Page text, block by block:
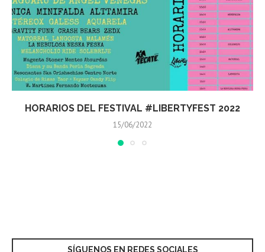
FESTIVAL CITY QUERÉTARO 2022 REUNIÓ 9 MIL
PERSONAS
29/05/2022